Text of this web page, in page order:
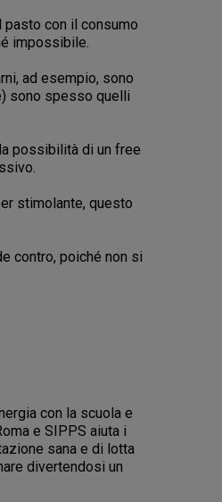
pasto con il consumo
impossibile.
ad esempio, sono
sono spesso quelli
possibilità di un free
stimolante, questo
contro, poiché non si
con la scuola e
e SIPPS aiuta i
sana e di lotta
divertendosi un